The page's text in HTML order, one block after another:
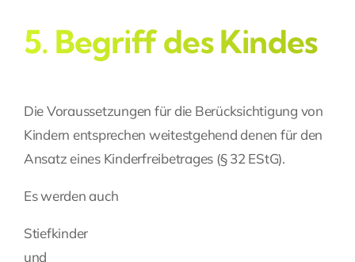
5. Begriff des Kindes
Die Voraussetzungen für die Berücksichtigung von
Kindern entsprechen weitestgehend denen für den
Ansatz eines Kinderfreibetrages (§ 32 EStG).
Es werden auch
Stiefkinder
und